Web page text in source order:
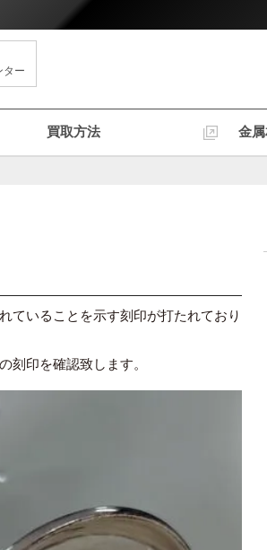
ター
買取方法 金
ていることを示す刻印が打たれており
刻印を確認致します。